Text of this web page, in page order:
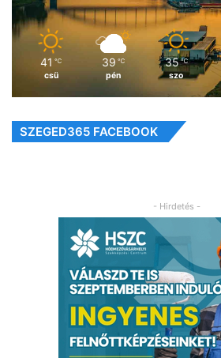
41 ℃
csü
39 ℃
pén
35 ℃
szo
SZEGED365 FACEBOOK
- Hirdetés -